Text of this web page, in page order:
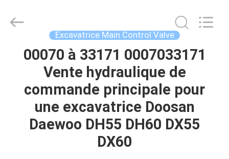
APERÇU
PRODUITS
VIDÉOS
Machinery
Excavatrice Main Control Valve
00070 à 33171 0007033171
Vente hydraulique de
commande principale pour
une excavatrice Doosan
Daewoo DH55 DH60 DX55
DX60